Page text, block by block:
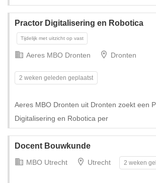
Tijdelijk met uitzicht op vast
Practor Digitalisering en Robotica
Aeres MBO Dronten Dronten
2 weken geleden geplaatst
Aeres MBO Dronten uit Dronten zoekt een
Digitalisering en Robotica per
Docent Bouwkunde
MBO Utrecht Utrecht 2 weken